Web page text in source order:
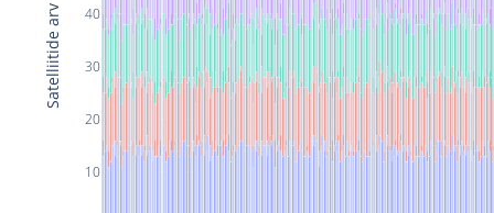
10
20
30
40
Satelliitide arv